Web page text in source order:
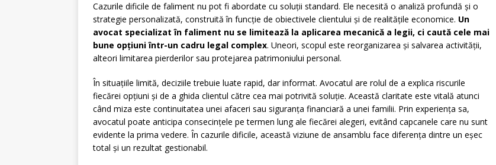
Cazurile dificile de faliment nu pot fi abordate cu soluții standard. Ele necesită o analiză profundă și o
strategie personalizată, construită în funcție de obiectivele clientului și de realitățile economice. Un
avocat specializat în faliment nu se limitează la aplicarea mecanică a legii, ci caută cele mai
bune opțiuni într-un cadru legal complex. Uneori, scopul este reorganizarea și salvarea activității,
alteori limitarea pierderilor sau protejarea patrimoniului personal.
În situațiile limită, deciziile trebuie luate rapid, dar informat. Avocatul are rolul de a explica riscurile
fiecărei opțiuni și de a ghida clientul către cea mai potrivită soluție. Această claritate este vitală atunci
când miza este continuitatea unei afaceri sau siguranța financiară a unei familii. Prin experiența sa,
avocatul poate anticipa consecințele pe termen lung ale fiecărei alegeri, evitând capcanele care nu sunt
evidente la prima vedere. În cazurile dificile, această viziune de ansamblu face diferența dintre un eșec
total și un rezultat gestionabil.